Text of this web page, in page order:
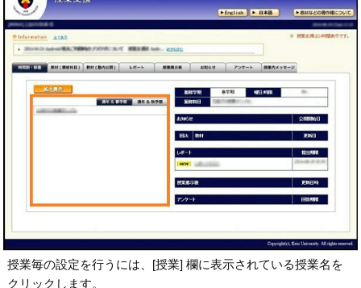
授業毎の設定を行うには、[授業] 欄に表示されている授業名を
クリックします。